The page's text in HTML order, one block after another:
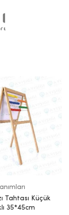
Tahtası Küçük
35*45cm